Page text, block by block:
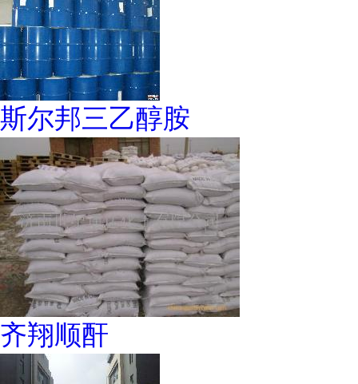
斯尔邦三乙醇胺
齐翔顺酐